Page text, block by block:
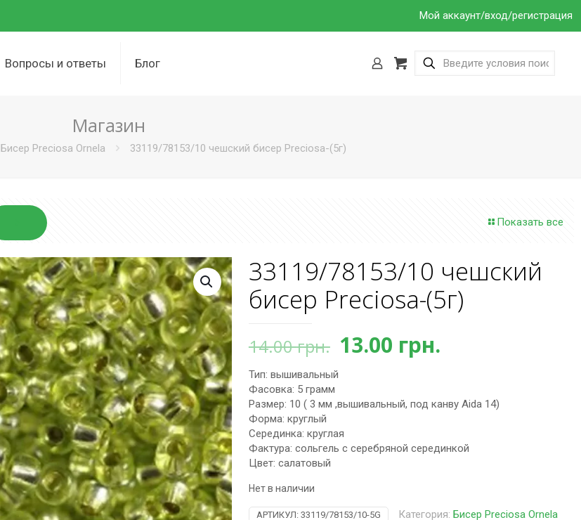
Мой аккаунт/вход/регистрация
Вопросы и ответы Блог
Магазин
Бисер Preciosa Ornela 33119/78153/10 чешский бисер Preciosa-(5г)
Показать все
33119/78153/10 чешский
бисер Preciosa-(5г)
14.00грн. Первоначальная
14.00 грн..
13.00 грн.Текущая
Тип: вышивальный
Фасовка: 5 грамм
Размер: 10 ( 3 мм ,вышивальный, под канву Aida 14)
Форма: круглый
Серединка: круглая
Фактура: сольгель с серебряной серединкой
Цвет: салатовый
Нет в наличии
АРТИКУЛ: 33119/78153/10-5G Категория: Бисер Preciosa Ornela